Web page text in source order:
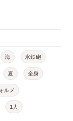
海 水鉄砲
夏 全身
ルメ
1人